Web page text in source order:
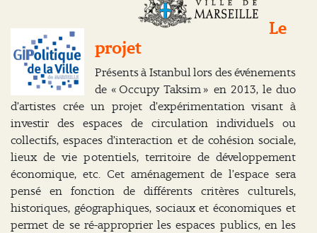
Le
projet
Présents à Istanbul lors des événements
de « Occupy Taksim » en 2013, le duo
d’artistes crée un projet d’expérimentation visant à
investir des espaces de circulation individuels ou
collectifs, espaces d’interaction et de cohésion sociale,
lieux de vie potentiels, territoire de développement
économique, etc. Cet aménagement de l’espace sera
pensé en fonction de différents critères culturels,
historiques, géographiques, sociaux et économiques et
permet de se ré-approprier les espaces publics, en les